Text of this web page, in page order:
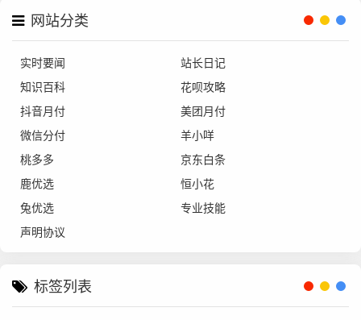
网站分类
实时要闻
站长日记
知识百科
花呗攻略
抖音月付
美团月付
微信分付
羊小咩
桃多多
京东白条
鹿优选
恒小花
兔优选
专业技能
声明协议
标签列表